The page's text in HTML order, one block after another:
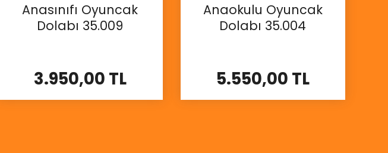
Anasınıfı Oyuncak
Dolabı 35.009
3.950,00 TL
İncele
Anaokulu Oyuncak
Dolabı 35.004
5.550,00 TL
İncele